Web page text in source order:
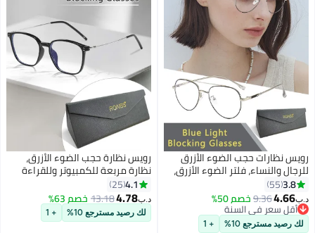
حجب الضوء الأزرق
والنساء، فلتر الضوء الأزرق،
القراءة، الألعاب،
الهواتف، نظارات دائرية
لإجهاد العين، نظارات
فضية سوداء 52 مم
55
9.36خصم 50%
سعر في السنة
سعر في السنة
مسترجع 10% + 1
رويس نظارة حجب الضوء الأزرق،
نظارة مربعة للكمبيوتر وللقراءة
والألعاب والتلفزيون والهواتف بفلتر
الضوء الأزرق، نظارات الموضة
المضادة لإجهاد العين والصداع
للنساء والرجال، أسود فضي، 52 مم
25
4.78
13.18خصم 63%
لك رصيد مسترجع 10% + 1